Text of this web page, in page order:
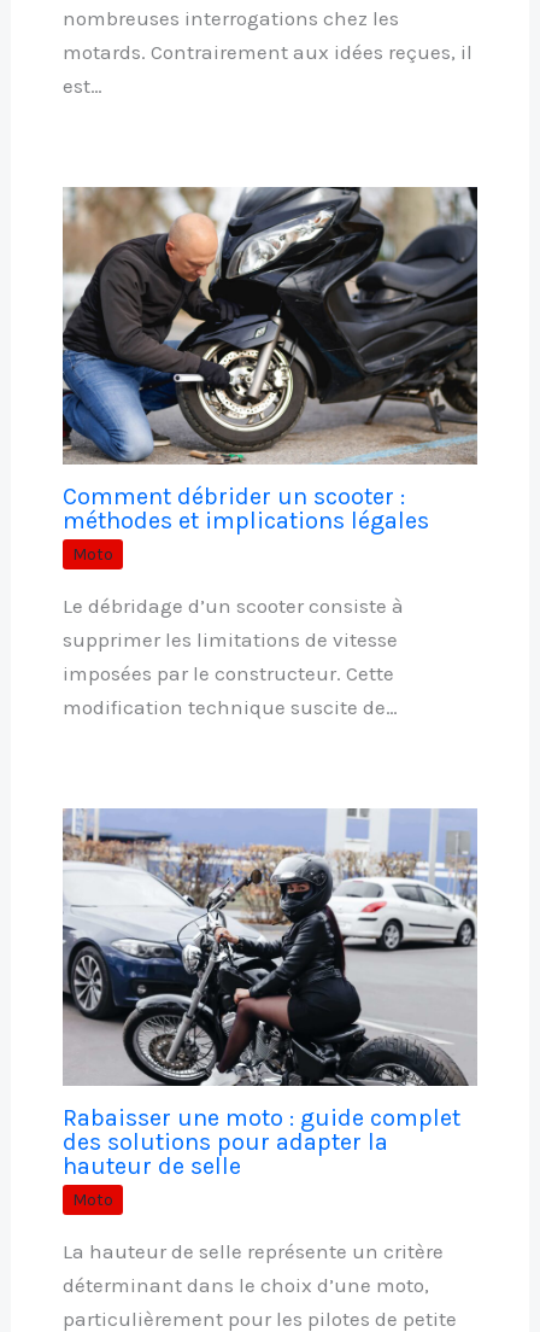
nombreuses interrogations chez les
motards. Contrairement aux idées reçues, il
est…
Comment débrider un scooter :
méthodes et implications légales
Moto
Le débridage d’un scooter consiste à
supprimer les limitations de vitesse
imposées par le constructeur. Cette
modification technique suscite de…
Rabaisser une moto : guide complet
des solutions pour adapter la
hauteur de selle
Moto
La hauteur de selle représente un critère
déterminant dans le choix d’une moto,
particulièrement pour les pilotes de petite